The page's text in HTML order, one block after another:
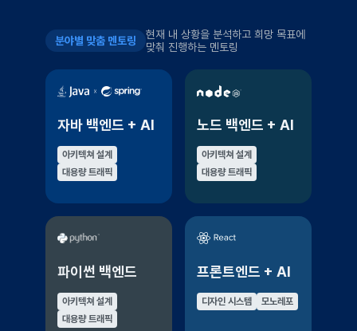
분야별 맞춤 멘토링
현재 내 상황을 분석하고 희망 목표에
맞춰 진행하는 멘토링
자바 백엔드 + AI
아키텍쳐 설계
대용량 트래픽
노드 백엔드 + AI
아키텍쳐 설계
대용량 트래픽
파이썬 백엔드
아키텍쳐 설계
대용량 트래픽
프론트엔드 + AI
디자인 시스템 모노레포